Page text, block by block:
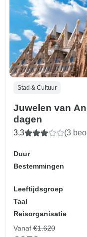
Stad & Cultuur
Juwelen van
dagen
3,3 (3
Duur
Bestemmingen
Leeftijdsgroep
Taal
Reisorganisatie
Vanaf €1.620